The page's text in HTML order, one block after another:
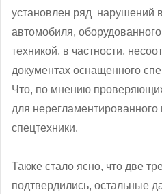
установлен ряд нарушений
автомобиля,
техникой, в частности,
документах оснащенного
Что, по мнению
для нерегламентированного
спецтехники.
Также стало ясно, что две
подтвердились, остальные